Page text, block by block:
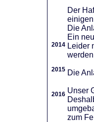
2014
2015
2016
Der
Die
Ein
Leider
Die
Unser
zum